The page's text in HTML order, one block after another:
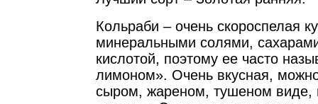
Кольраби – очень скороспелая
минеральными солями,
кислотой, поэтому ее часто
лимоном». Очень вкусная,
сыром, жареном, тушеном виде,